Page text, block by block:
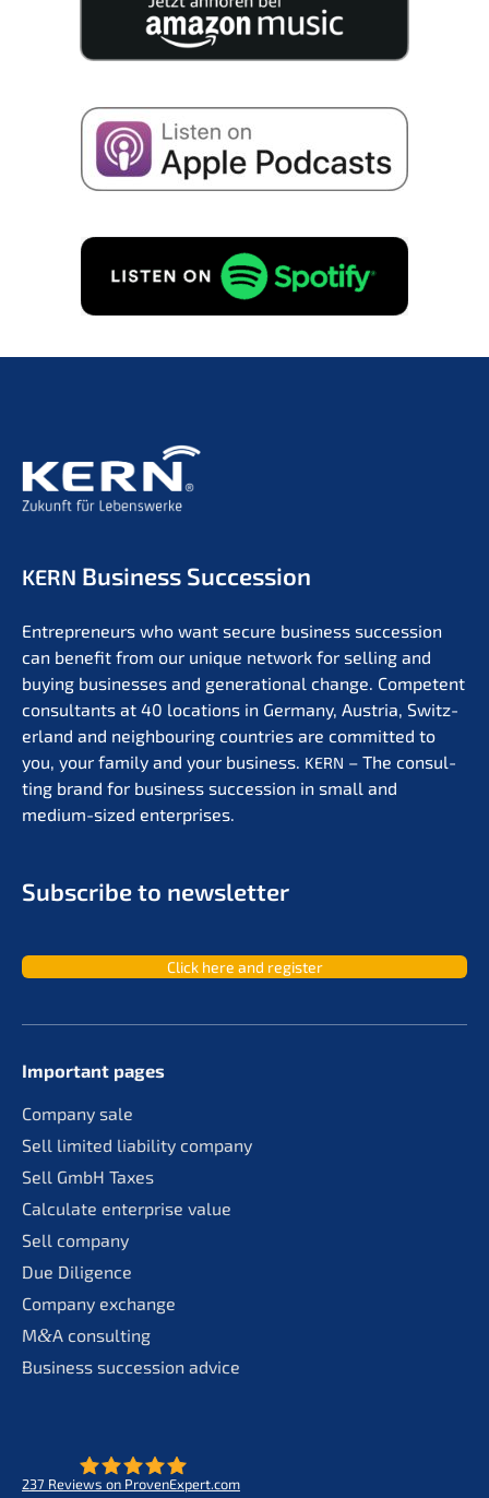
KERN Business Succession
Entre­pre­neurs who want secure business succes­si­on
can benefit from our unique network for selling and
buying businesses and genera­tio­nal change. Compe­tent
consul­tants at 40 locati­ons in Germa­ny, Austria, Switz­
er­land and neigh­bou­ring count­ries are commit­ted to
you, your family and your business. KERN – The consul­
ting brand for business succes­si­on in small and
medium-sized enterprises.
Subscri­be to newsletter
Click here and register
Important pages
Compa­ny sale
Sell limit­ed liabi­li­ty company
Sell GmbH Taxes
Calcu­la­te enter­pri­se value
Sell compa­ny
Due Diligence
Compa­ny exchange
M&A consul­ting
Business succes­si­on advice
237 Reviews on ProvenExpert.com